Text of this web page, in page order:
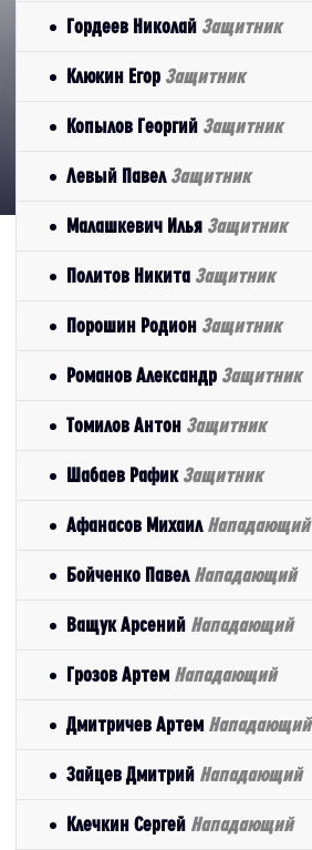
Гордеев Николай Защитник
Клюкин Егор Защитник
Копылов Георгий Защитник
Левый Павел Защитник
Малашкевич Илья Защитник
Политов Никита Защитник
Порошин Родион Защитник
Романов Александр Защитник
Томилов Антон Защитник
Шабаев Рафик Защитник
Афанасов Михаил Нападающий
Бойченко Павел Нападающий
Ващук Арсений Нападающий
Грозов Артем Нападающий
Дмитричев Артем Нападающий
Зайцев Дмитрий Нападающий
Клечкин Сергей Нападающий